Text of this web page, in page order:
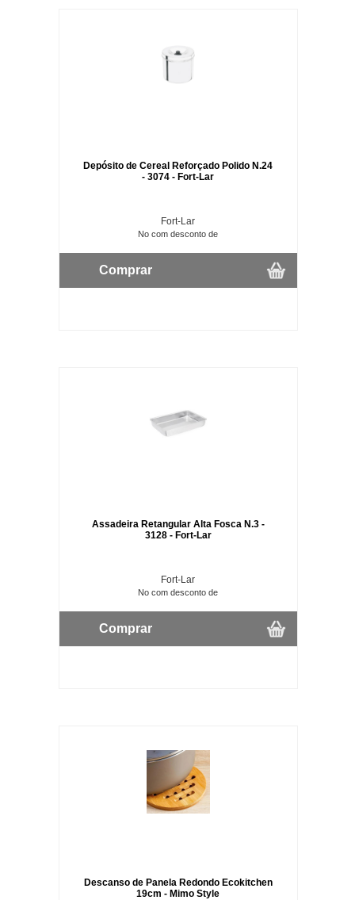
Depósito de Cereal Reforçado Polido N.24
- 3074 - Fort-Lar
Fort-Lar
No com desconto de
Comprar
Assadeira Retangular Alta Fosca N.3 -
3128 - Fort-Lar
Fort-Lar
No com desconto de
Comprar
Descanso de Panela Redondo Ecokitchen
19cm - Mimo Style